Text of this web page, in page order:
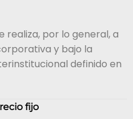
realiza, por lo general, a
y bajo la
definido en
fijo